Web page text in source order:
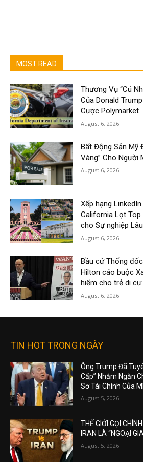
MOST READ
Thương Vụ “Cú
Của Donald
Cược Polymarket
August 6, 2026
Bất Động Sản Mỹ
Vàng” Cho Người
August 6, 2026
Xếp hạng
California Lọt
cho Sự nghiệp
August 6, 2026
Bầu cử Thống
Hilton cáo buộc
hiểm cho trẻ di cư
August 6, 2026
TIN HOT TRONG NGÀY
Ông Trump Đã
Cấp” Nhằm Ngăn
Sơ Tài Chính Của
August 5, 2026
THẾ GIỚI GỌI
IRAN LÀ “NGOẠI
August 5, 2026